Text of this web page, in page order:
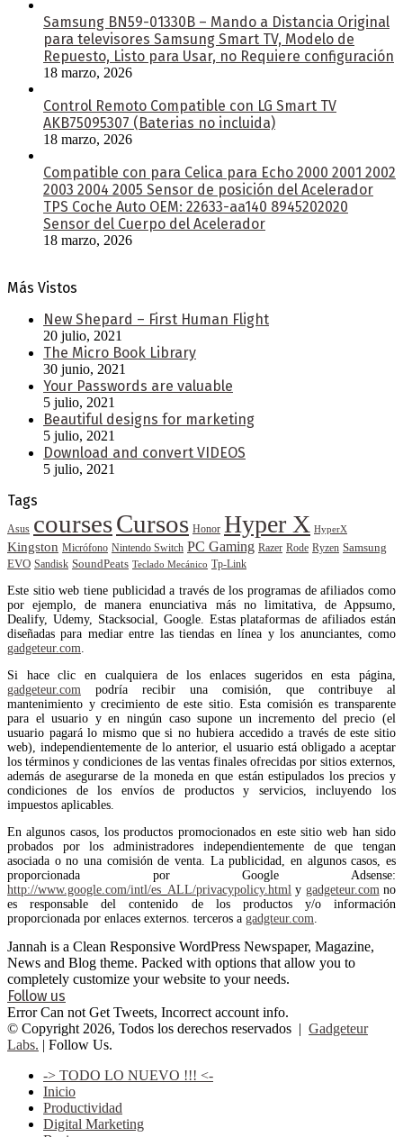
Samsung BN59-01330B – Mando a Distancia Original
para televisores Samsung Smart TV, Modelo de
Repuesto, Listo para Usar, no Requiere configuración
18 marzo, 2026
Control Remoto Compatible con LG Smart TV
AKB75095307 (Baterias no incluida)
18 marzo, 2026
Compatible con para Celica para Echo 2000 2001 2002
2003 2004 2005 Sensor de posición del Acelerador
TPS Coche Auto OEM: 22633-aa140 8945202020
Sensor del Cuerpo del Acelerador
18 marzo, 2026
Más Vistos
New Shepard – First Human Flight
20 julio, 2021
The Micro Book Library
30 junio, 2021
Your Passwords are valuable
5 julio, 2021
Beautiful designs for marketing
5 julio, 2021
Download and convert VIDEOS
5 julio, 2021
Tags
Asus coursesCursos Honor Hyper X HyperX
Kingston Micrófono Nintendo Switch PC Gaming Razer Rode Ryzen Samsung
EVO Sandisk SoundPeats Teclado Mecánico Tp-Link
Este sitio web tiene publicidad a través de los programas de afiliados como
por ejemplo, de manera enunciativa más no limitativa, de Appsumo,
Dealify, Udemy, Stacksocial, Google. Estas plataformas de afiliados están
diseñadas para mediar entre las tiendas en línea y los anunciantes, como
gadgeteur.com.
Si hace clic en cualquiera de los enlaces sugeridos en esta página,
gadgeteur.com podría recibir una comisión, que contribuye al
mantenimiento y crecimiento de este sitio. Esta comisión es transparente
para el usuario y en ningún caso supone un incremento del precio (el
usuario pagará lo mismo que si no hubiera accedido a través de este sitio
web), independientemente de lo anterior, el usuario está obligado a aceptar
los términos y condiciones de las ventas finales ofrecidas por sitios externos,
además de asegurarse de la moneda en que están estipulados los precios y
condiciones de los envíos de productos y servicios, incluyendo los
impuestos aplicables.
En algunos casos, los productos promocionados en este sitio web han sido
probados por los administradores independientemente de que tengan
asociada o no una comisión de venta. La publicidad, en algunos casos, es
proporcionada por Google Adsense:
http://www.google.com/intl/es_ALL/privacypolicy.html y gadgeteur.comno
es responsable del contenido de los productos y/o información
proporcionada por enlaces externos. terceros a gadgteur.com.
Jannah is a Clean Responsive WordPress Newspaper, Magazine,
News and Blog theme. Packed with options that allow you to
completely customize your website to your needs.
Follow us
Error Can not Get Tweets, Incorrect account info.
© Copyright 2026, Todos los derechos reservados | Gadgeteur
Labs. | Follow Us.
-> TODO LO NUEVO !!! <-
Inicio
Productividad
Digital Marketing